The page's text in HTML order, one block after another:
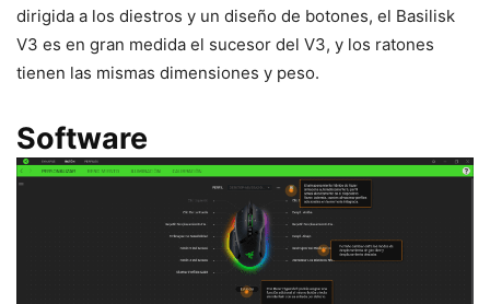
dirigida a los diestros y un diseño de botones, el Basilisk
V3 es en gran medida el sucesor del V3, y los ratones
tienen las mismas dimensiones y peso.
Software